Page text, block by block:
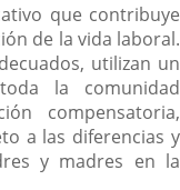
que contribuye
de la vida laboral.
utilizan un
la comunidad
compensatoria,
a las diferencias y
y madres en la